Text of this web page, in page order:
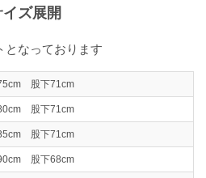
イズ展開
となっております
股下71cm
股下71cm
股下71cm
股下68cm